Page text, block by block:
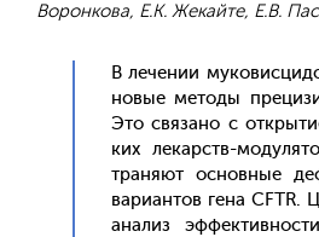
Воронкова, Е.К. Жекайте, Е.В.
В ле­чении
но­вые ме­тоды
Это свя­зано с
ких ле­карств-
тра­ня­ют ос­новные
ва­ри­ан­тов ге­на CFTR.
ана­лиз